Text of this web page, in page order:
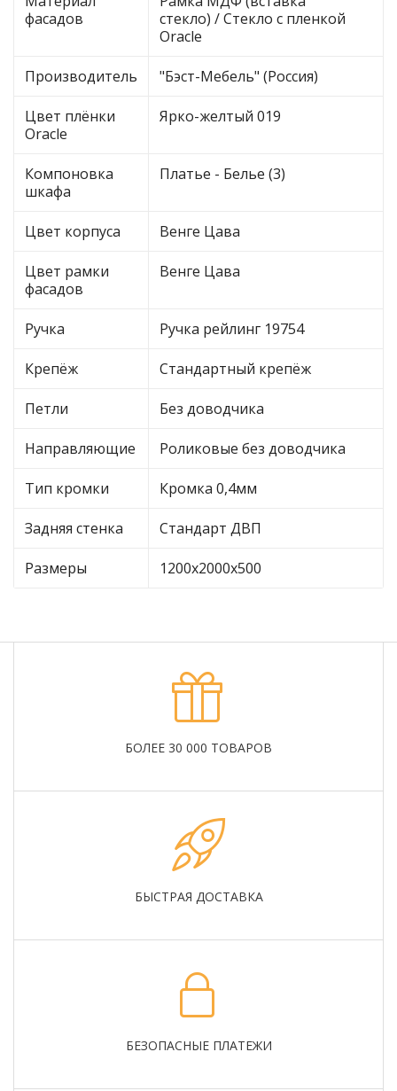
фасадов
стекло) / Стекло с пленкой
Oracle
Производитель "Бэст-Мебель" (Россия)
Цвет плёнки
Oracle
Ярко-желтый 019
Компоновка
шкафа
Платье - Белье (3)
Цвет корпуса Венге Цава
Цвет рамки
фасадов
Венге Цава
Ручка Ручка рейлинг 19754
Крепёж Стандартный крепёж
Петли Без доводчика
Направляющие Роликовые без доводчика
Тип кромки Кромка 0,4мм
Задняя стенка Стандарт ДВП
Размеры 1200х2000х500
БОЛЕЕ 30 000 ТОВАРОВ
БЫСТРАЯ ДОСТАВКА
БЕЗОПАСНЫЕ ПЛАТЕЖИ